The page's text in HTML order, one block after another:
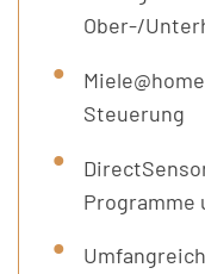
Ober-/
Steuerung
Programme